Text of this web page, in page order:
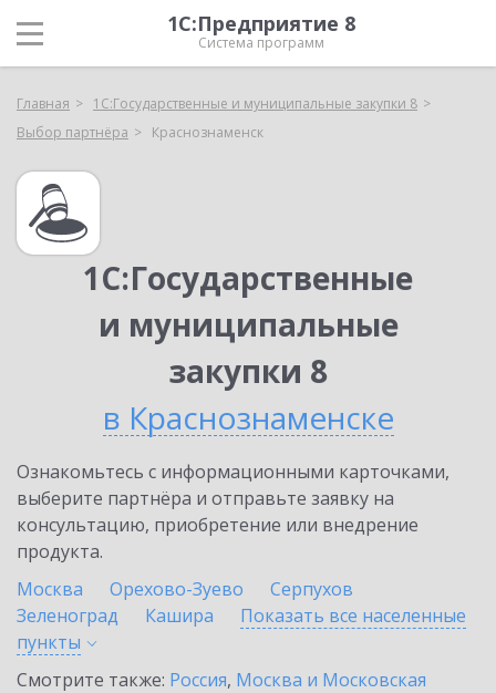
1С:Предприятие 8
Система программ
Главная
1С:Государственные и муниципальные закупки 8
Выбор партнёра
Краснознаменск
1С:Государственные
и муниципальные
закупки 8
в Краснознаменске
Ознакомьтесь с информационными карточками,
выберите партнёра и отправьте заявку на
консультацию, приобретение или внедрение
продукта.
Москва
Орехово-Зуево
Серпухов
Зеленоград
Кашира
Показать все населенные
пункты
Смотрите также: Россия, Москва и Московская